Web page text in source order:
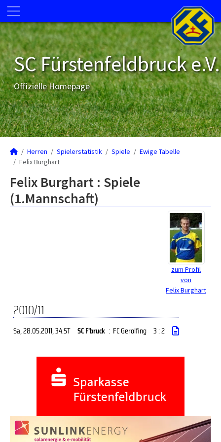
SC Fürstenfeldbruck e.V.
Offizielle Homepage
Herren Spielerstatistik Spiele
Ewige Tabelle
Felix Burghart
Felix Burghart : Spiele
(1.Mannschaft)
zum Profil
von
Felix Burghart
2010/11
Sa, 28.05.2011, 34.ST SC F'bruck : FC Gerolfing 3 : 2